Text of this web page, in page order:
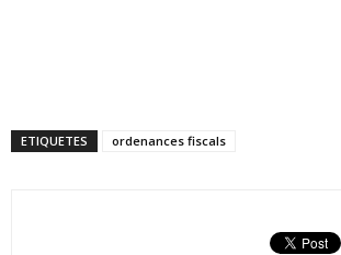
ETIQUETES ordenances fiscals